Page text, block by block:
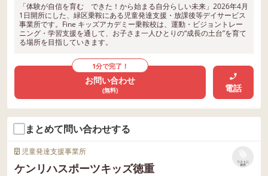
「体験が自信を育む できた！から始まる自分らしい未来」2026年4月
1日開所にした、緑区乗鞍にある児童発達支援・放課後等デイサービス
事業所です。Fine キッズアカデミー乗鞍校は、運動・ビジョントレー
ニング・学習支援を通して、お子さま一人ひとりの“成長の土台”を育て
る場所を目指していきます。
1分で完了！
お問い合わせ
(無料) 電話
まとめて問い合わせする
児童発達支援事業所
ケンリハスポーツキッズ徳重
リストに
保存